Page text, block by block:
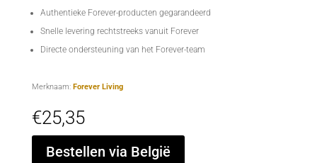
Authentieke Forever-producten gegarandeerd
Snelle levering rechtstreeks vanuit Forever
Directe ondersteuning van het Forever-team
Merknaam: Forever Living
€25,35
Bestellen via België